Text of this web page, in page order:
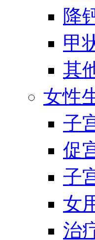
降
甲
其
女性
子
促
子
女
治